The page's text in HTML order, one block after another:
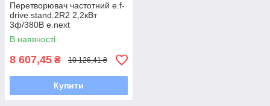
Перетворювач частотний e.f-
drive.stand.2R2 2,2кВт
3ф/380В e.next
В наявності
8 607,45 ₴ 10 126,41 ₴
Купити